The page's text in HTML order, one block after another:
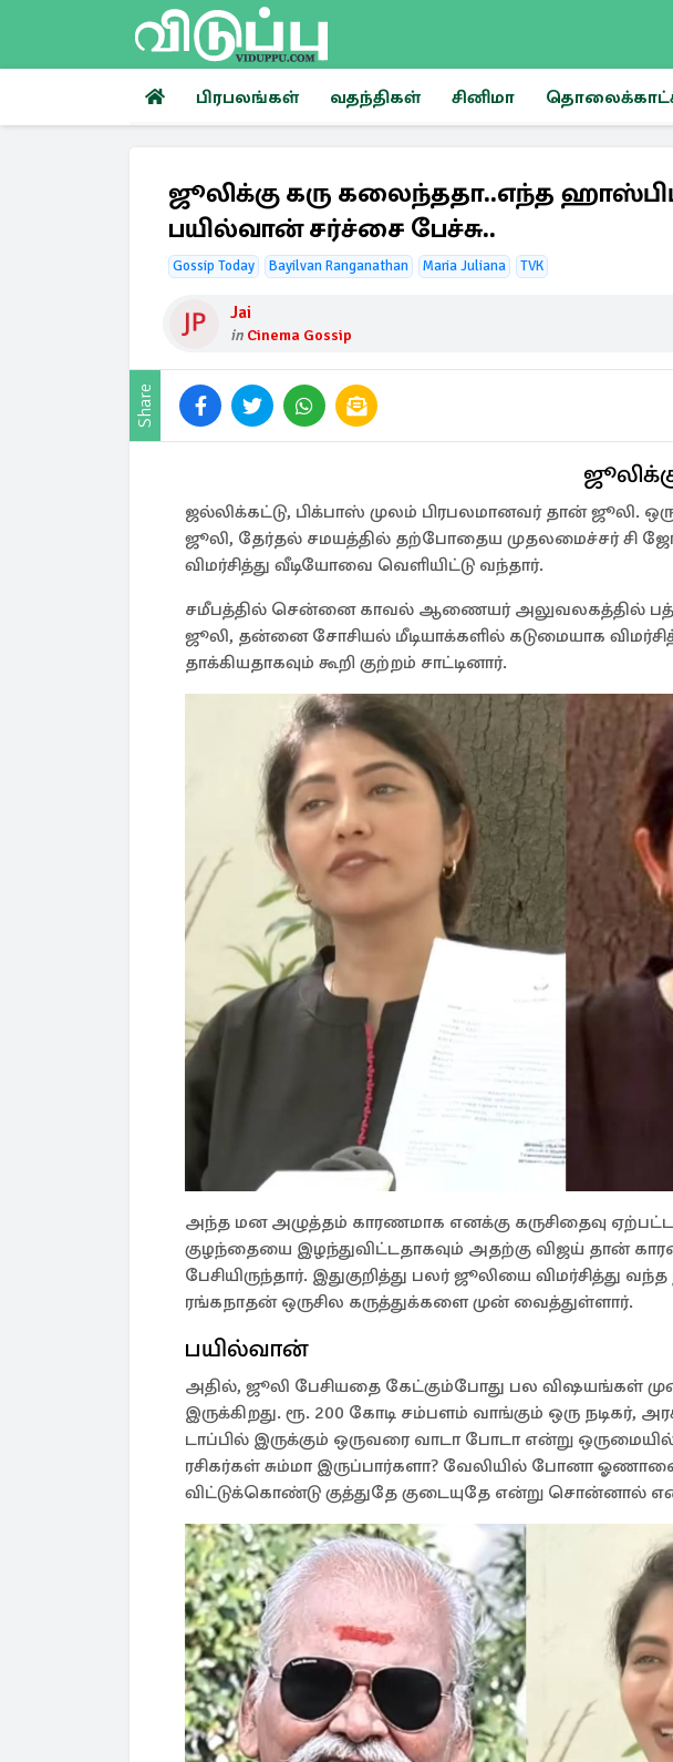
பிரபலங்கள் வதந்திகள் சினிமா
ஜூலிக்கு கரு கலைந்ததா..எந்த
பயில்வான் சர்ச்சை பேச்சு..
Gossip Today Bayilvan Ranganathan Maria Juliana TVK
Jai
in Cinema Gossip
Share
ஜல்லிக்கட்டு, பிக்பாஸ் முலம் பிரபலமானவர் தான் ஜூலி.
ஜூலி, தேர்தல் சமயத்தில் தற்போதைய முதலமைச்சர் சி
விமர்சித்து வீடியோவை வெளியிட்டு வந்தார்.
சமீபத்தில் சென்னை காவல் ஆணையர் அலுவலகத்தில்
ஜூலி, தன்னை சோசியல் மீடியாக்களில் கடுமையாக
தாக்கியதாகவும் கூறி குற்றம் சாட்டினார்.
அந்த மன அழுத்தம் காரணமாக எனக்கு கருசிதைவு
குழந்தையை இழந்துவிட்டதாகவும் அதற்கு விஜய் தான்
பேசியிருந்தார். இதுகுறித்து பலர் ஜூலியை விமர்சித்து
ரங்கநாதன் ஒருசில கருத்துக்களை முன் வைத்துள்ளார்.
பயில்வான்
அதில், ஜூலி பேசியதை கேட்கும்போது பல விஷயங்கள்
இருக்கிறது. ரூ. 200 கோடி சம்பளம் வாங்கும் ஒரு நடிகர்,
டாப்பில் இருக்கும் ஒருவரை வாடா போடா என்று
ரசிகர்கள் சும்மா இருப்பார்களா? வேலியில் போனா ஓணானை
விட்டுக்கொண்டு குத்துதே குடையுதே என்று சொன்னால்